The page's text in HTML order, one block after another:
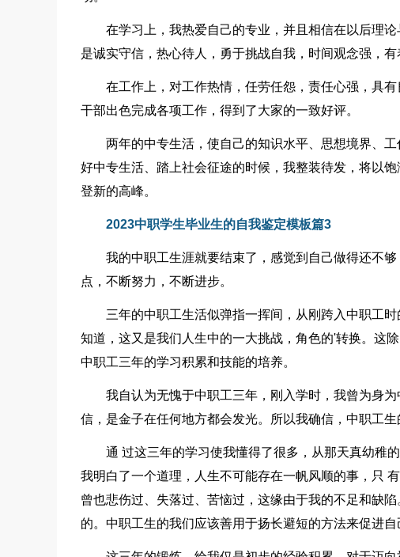
在学习上，我热爱自己的专业，并且相信在以后理
是诚实守信，热心待人，勇于挑战自我，时间观念强，有
在工作上，对工作热情，任劳任怨，责任心强，具
干部出色完成各项工作，得到了大家的一致好评。
两年的中专生活，使自己的知识水平、思想境界、
好中专生活、踏上社会征途的时候，我整装待发，将以
登新的高峰。
2023中职学生毕业生的自我鉴定模板篇3
我的中职工生涯就要结束了，感觉到自己做得还不
点，不断努力，不断进步。
三年的中职工生活似弹指一挥间，从刚跨入中职工
知道，这又是我们人生中的一大挑战，角色的'转换。这
中职工三年的学习积累和技能的培养。
我自认为无愧于中职工三年，刚入学时，我曾为身
信，是金子在任何地方都会发光。所以我确信，中职工生
通 过这三年的学习使我懂得了很多，从那天真幼稚
我明白了一个道理，人生不可能存在一帆风顺的事，只
曾也悲伤过、失落过、苦恼过，这缘由于我的不足和缺
的。中职工生的我们应该善用于扬长避短的方法来促进自